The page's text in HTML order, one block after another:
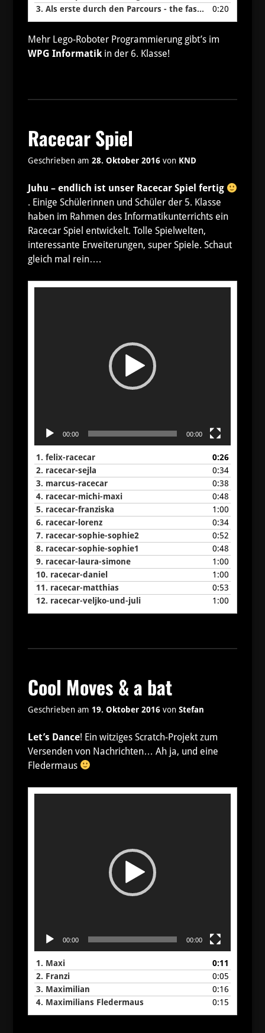
3. Als erste durch den Parcours - the fast'n'fourius 4 0:20
Mehr Lego-Roboter Programmierung gibt’s im
WPG Informatikin der 6. Klasse!
Racecar Spiel
Geschrieben am 28. Oktober 2016von KND
Juhu – endlich ist unser Racecar Spiel fertig
. Einige Schülerinnen und Schüler der 5. Klasse
haben im Rahmen des Informatikunterrichts ein
Racecar Spiel entwickelt. Tolle Spielwelten,
interessante Erweiterungen, super Spiele. Schaut
gleich mal rein….
00:00 00:00
1. felix-racecar
0:26
2. racecar-sejla
0:34
3. marcus-racecar
0:38
4. racecar-michi-maxi
0:48
5. racecar-franziska
1:00
6. racecar-lorenz
0:34
7. racecar-sophie-sophie2
0:52
8. racecar-sophie-sophie1
0:48
9. racecar-laura-simone
1:00
10. racecar-daniel
1:00
11. racecar-matthias
0:53
12. racecar-veljko-und-juli 1:00
Cool Moves & a bat
Geschrieben am 19. Oktober 2016von Stefan
Let’s Dance! Ein witziges Scratch-Projekt zum
Versenden von Nachrichten… Ah ja, und eine
Fledermaus
00:00 00:00
1. Maxi
0:11
2. Franzi
0:05
3. Maximilian
0:16
4. Maximilians Fledermaus 0:15